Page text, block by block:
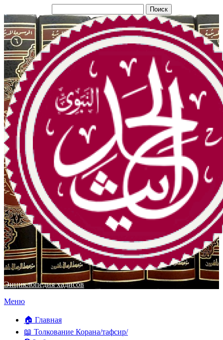
Энциклопедия хадисов
Перейти
содержимому
Меню
🏠 Главная
📖 Толкование Корана/тафсир/